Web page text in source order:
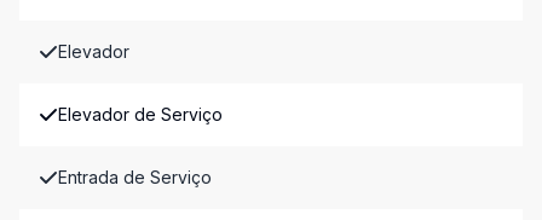
Elevador
Elevador de Serviço
Entrada de Serviço